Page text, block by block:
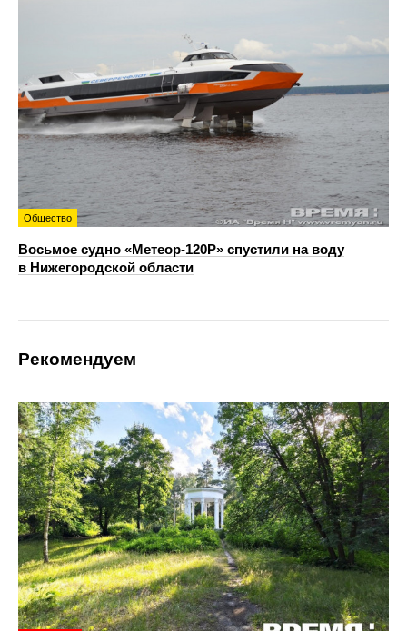
Общество
Восьмое судно «Метеор-120Р» спустили на воду
в Нижегородской области
Рекомендуем